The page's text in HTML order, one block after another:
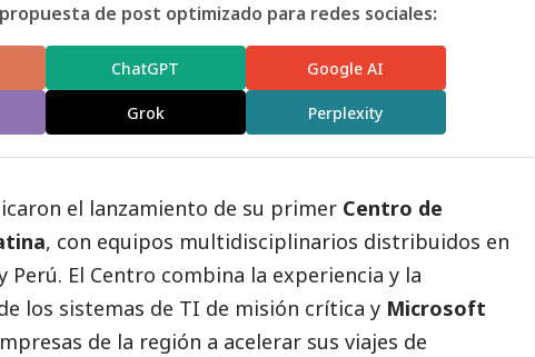
de post optimizado para redes sociales:
ChatGPT Google AI
Grok Perplexity
el lanzamiento de su primer Centro de
, con equipos multidisciplinarios distribuidos en
Perú. El Centro combina la experiencia y la
los sistemas de TI de misión crítica y Microsoft
de la región a acelerar sus viajes de